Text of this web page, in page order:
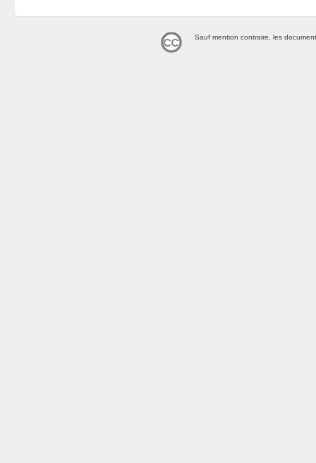
Sauf mention contraire, les